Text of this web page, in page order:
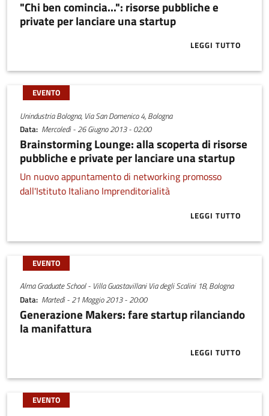
"Chi ben comincia...": risorse pubbliche e
private per lanciare una startup
LEGGI TUTTO
ABOUT "CHI
EVENTO
Unindustria Bologna, Via San Domenico 4, Bologna
Data Mercoledì - 26 Giugno 2013 - 02:00
Brainstorming Lounge: alla scoperta di risorse
pubbliche e private per lanciare una startup
Un nuovo appuntamento di networking promosso
dall'Istituto Italiano Imprenditorialità
LEGGI TUTTO
ABOUT
EVENTO
Alma Graduate School - Villa Guastavillani Via degli Scalini 18, Bologna
Data Martedì - 21 Maggio 2013 - 20:00
Generazione Makers: fare startup rilanciando
la manifattura
LEGGI TUTTO
ABOUT
EVENTO